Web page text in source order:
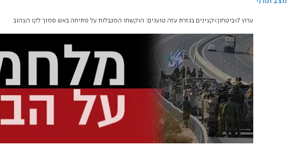
ערוץ 7 ביטחון קצינים בגזרת עזה טוענים: הוקשחו המגבלות על פתיחה באש סמוך לקו הצהוב